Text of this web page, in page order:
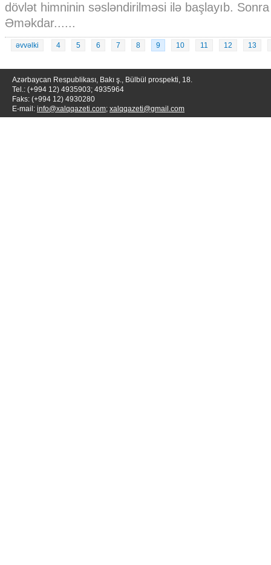
dövlət himninin səsləndirilməsi ilə başlayıb.
Əməkdar......
əvvəlki 4 5 6 7 8 9 10 11 12 13
Azərbaycan Respublikası, Bakı ş., Bülbül prospekti, 18.
Tel.: (+994 12) 4935903; 4935964
Faks: (+994 12) 4930280
E-mail: info@xalqqazeti.com; xalqqazeti@gmail.com